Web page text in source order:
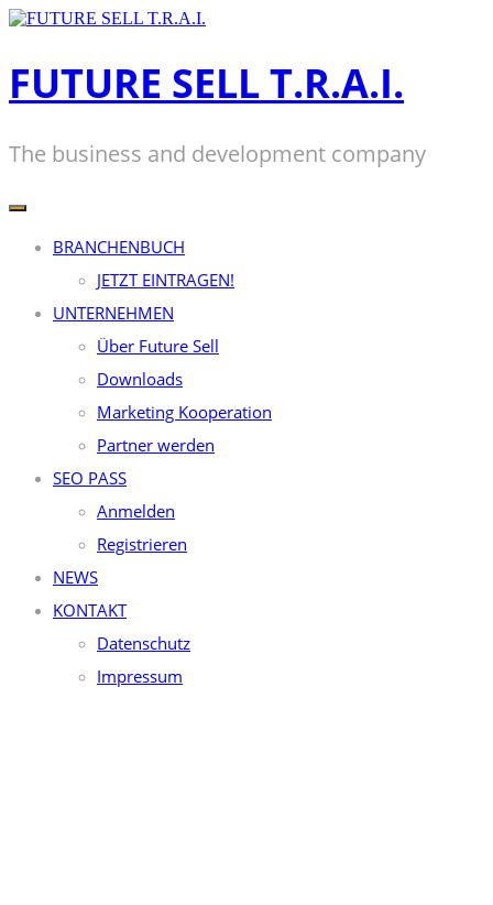
Zum
FUTURE SELL T.R.A.I.
The business and development company
BRANCHENBUCH
JETZT EINTRAGEN!
UNTERNEHMEN
Über Future Sell
Downloads
Marketing Kooperation
Partner werden
SEO PASS
Anmelden
Registrieren
NEWS
KONTAKT
Datenschutz
Impressum